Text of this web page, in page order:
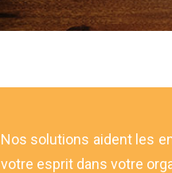
Nos solutions aident les
votre esprit dans votre